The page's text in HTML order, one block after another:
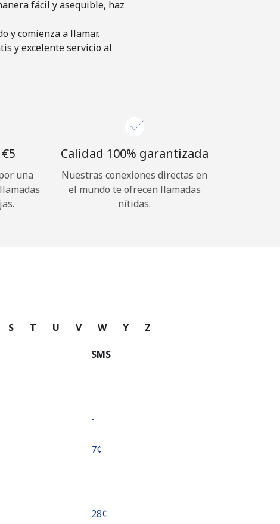
fácil y asequible, haz
y comienza a llamar.
y excelente servicio al
una
Calidad 100% garantizada
Nuestras conexiones directas en
el mundo te ofrecen llamadas
nítidas.
S T U V W Y Z
SMS
-
⁦7¢⁩
⁦28¢⁩